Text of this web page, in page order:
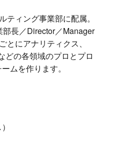
ティング事業部に配属。
長／Director／Manager
とにアナリティクス、
どの各領域のプロとプロ
ムを作ります。